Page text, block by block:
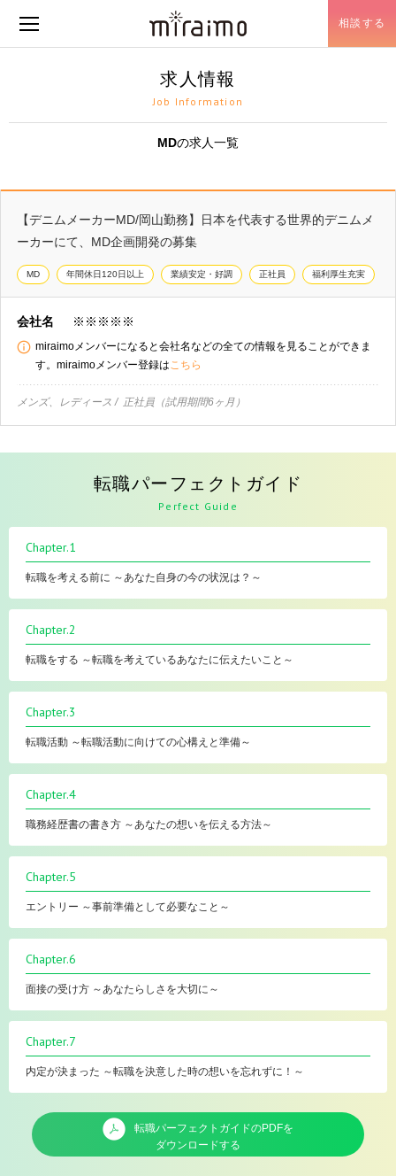
相談する
求人情報
Job Information
MDの求人一覧
【デニムメーカーMD/岡山勤務】日本を代表する世界的デニムメ
ーカーにて、MD企画開発の募集
MD 年間休日120日以上 業績安定・好調 正社員 福利厚生充実
会社名 ※※※※※
miraimoメンバーになると会社名などの全ての情報を見ることができま
す。miraimoメンバー登録はこちら
メンズ、レディース 正社員（試用期間6ヶ月）
転職パーフェクトガイド
Perfect Guide
Chapter.1
転職を考える前に ～あなた自身の今の状況は？～
Chapter.2
転職をする ～転職を考えているあなたに伝えたいこと～
Chapter.3
転職活動 ～転職活動に向けての心構えと準備～
Chapter.4
職務経歴書の書き方 ～あなたの想いを伝える方法～
Chapter.5
エントリー ～事前準備として必要なこと～
Chapter.6
面接の受け方 ～あなたらしさを大切に～
Chapter.7
内定が決まった ～転職を決意した時の想いを忘れずに！～
転職パーフェクトガイドのPDFを
ダウンロードする